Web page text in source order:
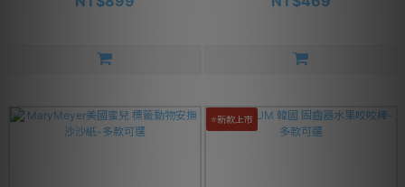
⭐新款上市